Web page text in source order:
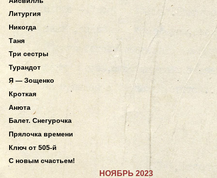
Литургия
Никогда
Таня
Три сестры
Турандот
Я — Зощенко
Кроткая
Анюта
Балет. Снегурочка
Прялочка времени
Ключ от 505-й
С новым счастьем!
НОЯБРЬ 2023